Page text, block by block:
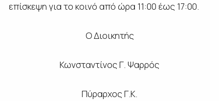
επίσκεψη για το κοινό από ώρα 11:00 έως 17:00.
Ο Διοικητής
Κωνσταντίνος Γ. Ψαρρός
Πύραρχος Γ.Κ.